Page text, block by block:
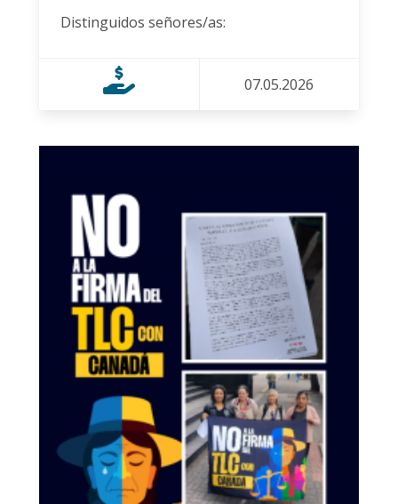
Distinguidos señores/as:
07.05.2026